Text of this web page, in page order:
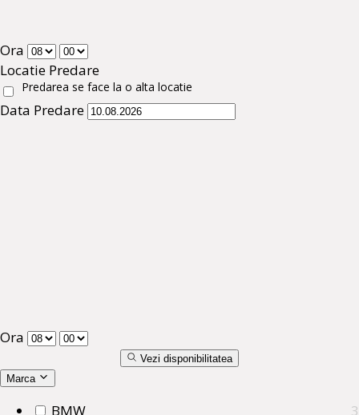
Ora
Locatie Predare
Predarea se face la o alta locatie
Data Predare
Ora
Vezi disponibilitatea
Marca
BMW
3